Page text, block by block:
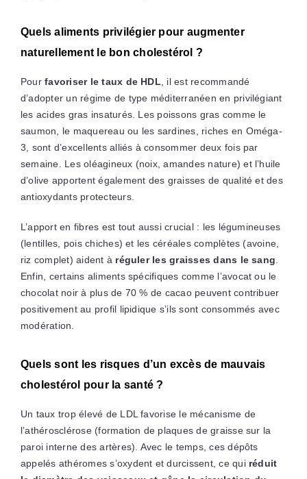
Quels aliments privilégier pour augmenter
naturellement le bon cholestérol ?
Pourfavoriser le taux de HDL, il est recommandé
d’adopter un régime de type méditerranéen en privilégiant
les acides gras insaturés. Les poissons gras comme le
saumon, le maquereau ou les sardines, riches en Oméga-
3, sont d’excellents alliés à consommer deux fois par
semaine. Les oléagineux (noix, amandes nature) et l’huile
d’olive apportent également des graisses de qualité et des
antioxydants protecteurs.
L’apport en fibres est tout aussi crucial : les légumineuses
(lentilles, pois chiches) et les céréales complètes (avoine,
riz complet) aident à réguler les graisses dans le sang.
Enfin, certains aliments spécifiques comme l’avocat ou le
chocolat noir à plus de 70 % de cacao peuvent contribuer
positivement au profil lipidique s’ils sont consommés avec
modération.
Quels sont les risques d’un excès de mauvais
cholestérol pour la santé ?
Un taux trop élevé de LDL favorise le mécanisme de
l’athérosclérose (formation de plaques de graisse sur la
paroi interne des artères). Avec le temps, ces dépôts
appelés athéromes s’oxydent et durcissent, ce qui réduit